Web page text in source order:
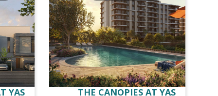
THE CANOPIES AT YAS
YAS